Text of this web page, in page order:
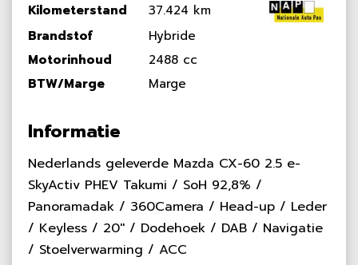
Kilometerstand
37.424 km
Brandstof
Hybride
Motorinhoud
2488 cc
BTW/Marge
Marge
Informatie
Nederlands geleverde Mazda CX-60 2.5 e-
SkyActiv PHEV Takumi / SoH 92,8% /
Panoramadak / 360Camera / Head-up / Leder
/ Keyless / 20'' / Dodehoek / DAB / Navigatie
/ Stoelverwarming / ACC